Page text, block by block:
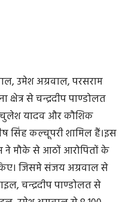
उमेश अग्रवाल, परसराम
से चन्द्रदीप पाण्डोलत
यादव और कौशिक
सिंह कल्चूपरी शामिल हैं।इस
ने मौके से आठों आरोपितों के
जिसमे संजय अग्रवाल से
चन्द्रदीप पाण्डोलत से